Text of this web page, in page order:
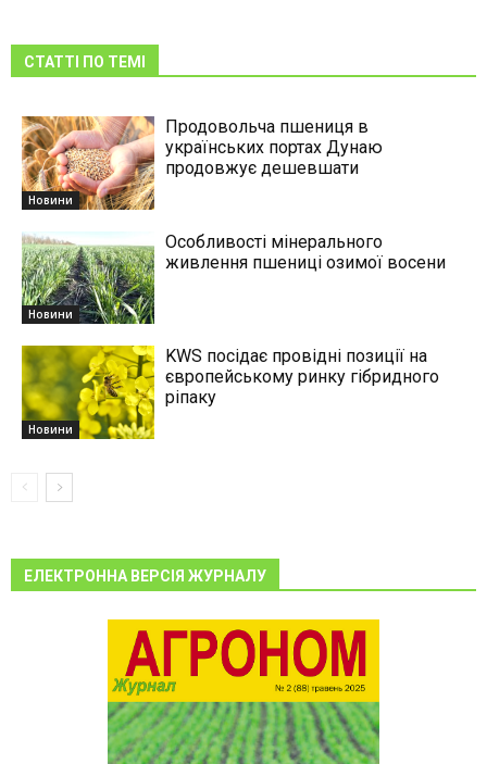
СТАТТІ ПО ТЕМІ
Новини
Продовольча пшениця в
українських портах Дунаю
продовжує дешевшати
Новини
Особливості мінерального
живлення пшениці озимої восени
Новини
KWS посідає провідні позиції на
європейському ринку гібридного
ріпаку
ЕЛЕКТРОННА ВЕРСІЯ ЖУРНАЛУ